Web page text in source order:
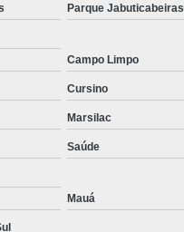
Parque Jabuticabeiras
Campo Limpo
Cursino
Marsilac
Saúde
Mauá